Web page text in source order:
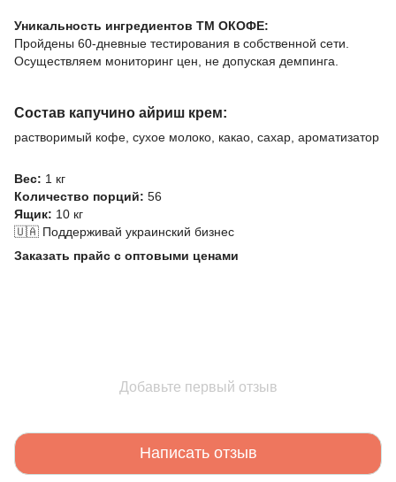
Уникальность ингредиентов ТМ ОКОФЕ:
Пройдены 60-дневные тестирования в собственной сети.
Осуществляем мониторинг цен, не допуская демпинга.
Состав капучино айриш крем:
растворимый кофе, сухое молоко, какао, сахар, ароматизатор
Вес: 1 кг
Количество порций: 56
Ящик: 10 кг
🇺🇦 Поддерживай украинский бизнес
Заказать прайс с оптовыми ценами
Добавьте первый отзыв
Написать отзыв